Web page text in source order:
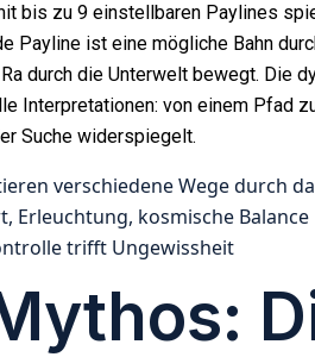
bis zu 9 einstellbaren Paylines
Payline ist eine mögliche Bahn
durch die Unterwelt bewegt. Die
Interpretationen: von einem Pfad
Suche widerspiegelt.
verschiedene Wege durch
Erleuchtung, kosmische Balance
trifft Ungewissheit